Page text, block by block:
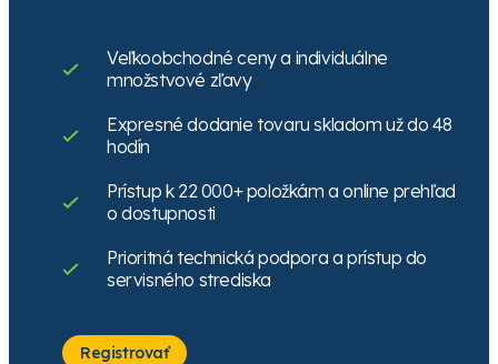
Veľkoobchodné ceny a individuálne
množstvové zľavy
Expresné dodanie tovaru skladom už do 48
hodín
Prístup k 22 000+ položkám a online prehľad
o dostupnosti
Prioritná technická podpora a prístup do
servisného strediska
Registrovať